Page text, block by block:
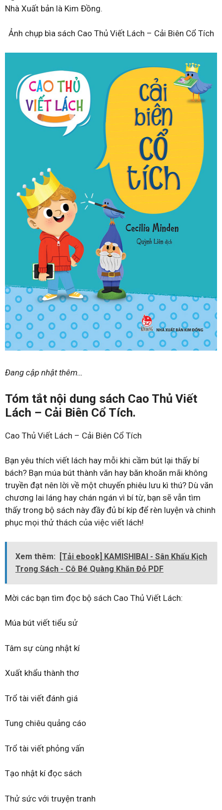
Nhà Xuất bản là Kim Đồng.
Ảnh chụp bìa sách Cao Thủ Viết Lách – Cải Biên Cổ Tích
Đang cập nhật thêm…
Tóm tắt nội dung sách Cao Thủ Viết
Lách – Cải Biên Cổ Tích.
Cao Thủ Viết Lách – Cải Biên Cổ Tích
Bạn yêu thích viết lách hay mỗi khi cầm bút lại thấy bí
bách? Bạn múa bút thành văn hay băn khoăn mãi không
truyền đạt nên lời về một chuyến phiêu lưu kì thú? Dù văn
chương lai láng hay chán ngán vì bí từ, bạn sẽ vẫn tìm
thấy trong bộ sách này đầy đủ bí kíp để rèn luyện và chinh
phục mọi thử thách của việc viết lách!
Xem thêm:
[Tải ebook] KAMISHIBAI - Sân Khấu Kịch
Trong Sách - Cô Bé Quàng Khăn Đỏ PDF
Mời các bạn tìm đọc bộ sách Cao Thủ Viết Lách:
Múa bút viết tiểu sử
Tâm sự cùng nhật kí
Xuất khẩu thành thơ
Trổ tài viết đánh giá
Tung chiêu quảng cáo
Trổ tài viết phỏng vấn
Tạo nhật kí đọc sách
Thử sức với truyện tranh